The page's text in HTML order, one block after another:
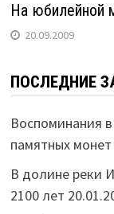
На юбилейной
20.09.2009
ПОСЛЕДНИЕ
Воспоминания
памятных монет
В долине реки
2100 лет